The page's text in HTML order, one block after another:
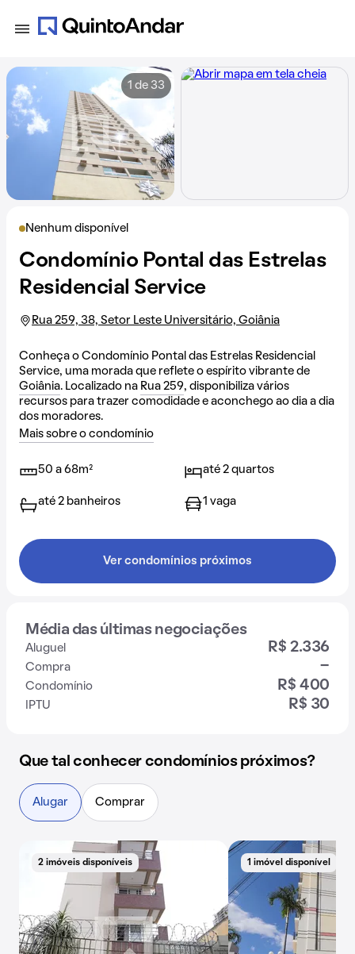
Nenhum disponível
Condomínio Pontal das Estrelas
Residencial Service
Rua 259, 38, Setor Leste Universitário, Goiânia
Conheça o Condomínio Pontal das Estrelas Residencial
Service, uma morada que reflete o espírito vibrante de
Goiânia. Localizado na Rua 259, disponibiliza vários
recursos para trazer comodidade e aconchego ao dia a dia
dos moradores.
Mais sobre o condomínio
50 a 68m² até 2 quartos
até 2 banheiros 1 vaga
Ver condomínios próximos
Média das últimas negociações
Aluguel R$ 2.336
Compra -
Condomínio R$ 400
IPTU R$ 30
1 de 33
Que tal conhecer condomínios próximos?
Alugar Comprar
2 imóveis disponíveis 1 imóvel disponível